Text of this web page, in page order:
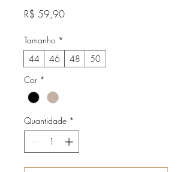
R$ 59,90Preço
Tamanho *
44
46 48
50
Cor *
Quantidade *